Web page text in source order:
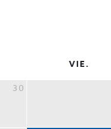
VIE.
30